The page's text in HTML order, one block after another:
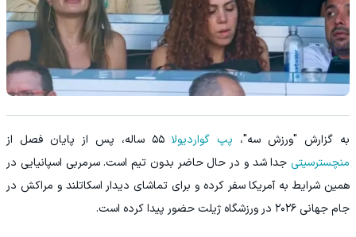
به گزارش "ورزش سه"، پپ گواردیولا ۵۵ ساله، پس از پایان فصل از
منچسترسیتی جدا شد و در حال حاضر بدون تیم است. سرمربی اسپانیایی در
همین شرایط به آمریکا سفر کرده و برای تماشای دیدار اسکاتلند و مراکش در
جام جهانی ۲۰۲۶ در ورزشگاه ژیلت حضور پیدا کرده است.